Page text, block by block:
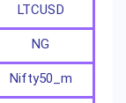
LTCUSD
NG
Nifty50_m